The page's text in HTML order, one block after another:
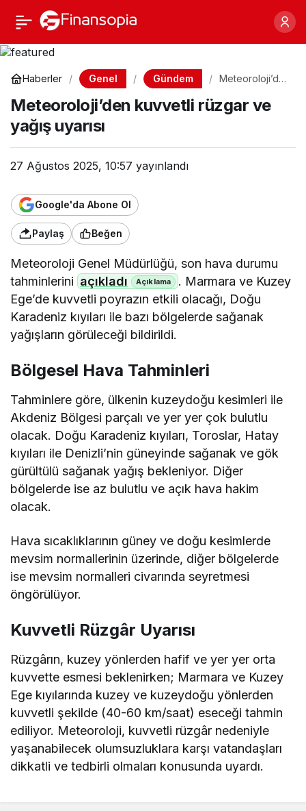
Haberler Genel Gündem
Meteoroloji’de
rüzgar ve
yağış uyarısı
Meteoroloji’den kuvvetli rüzgar ve
yağış uyarısı
27 Ağustos 2025, 10:57 yayınlandı
Google'da Abone Ol
Paylaş Beğen
Meteoroloji Genel Müdürlüğü, son hava durumu
tahminlerini açıkladı
. Marmara ve Kuzey
Ege’de kuvvetli poyrazın etkili olacağı, Doğu
Karadeniz kıyıları ile bazı bölgelerde sağanak
yağışların görüleceği bildirildi.
Bölgesel Hava Tahminleri
Tahminlere göre, ülkenin kuzeydoğu kesimleri ile
Akdeniz Bölgesi parçalı ve yer yer çok bulutlu
olacak. Doğu Karadeniz kıyıları, Toroslar, Hatay
kıyıları ile Denizli’nin güneyinde sağanak ve gök
gürültülü sağanak yağış bekleniyor. Diğer
bölgelerde ise az bulutlu ve açık hava hakim
olacak.
Hava sıcaklıklarının güney ve doğu kesimlerde
mevsim normallerinin üzerinde, diğer bölgelerde
ise mevsim normalleri civarında seyretmesi
öngörülüyor.
Kuvvetli Rüzgâr Uyarısı
Rüzgârın, kuzey yönlerden hafif ve yer yer orta
kuvvette esmesi beklenirken; Marmara ve Kuzey
Ege kıyılarında kuzey ve kuzeydoğu yönlerden
kuvvetli şekilde (40-60 km/saat) eseceği tahmin
ediliyor. Meteoroloji, kuvvetli rüzgâr nedeniyle
yaşanabilecek olumsuzluklara karşı vatandaşları
dikkatli ve tedbirli olmaları konusunda uyardı.
Meteoroloji’den kuvvetli
rüzgar ve yağış uyarısı
Paylaş